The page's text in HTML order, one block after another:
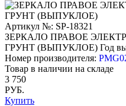
Артикул №: SP-18321
ЗЕРКАЛО ПРАВОЕ
ГРУНТ (ВЫПУКЛОЕ) Год
Номер производителя:
Товар в наличии на складе
3 750
РУБ.
Купить